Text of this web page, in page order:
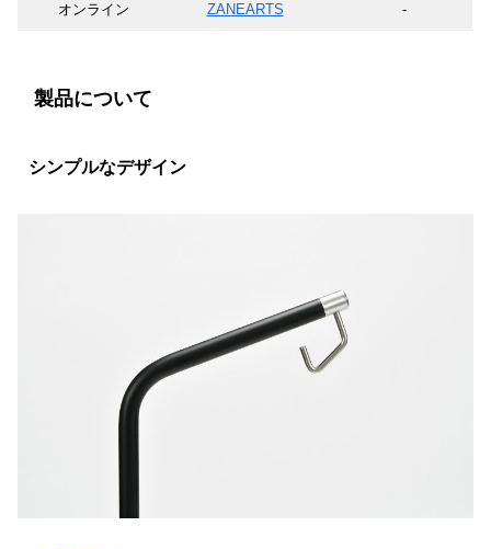
オンライン ZANEARTS -
製品について
シンプルなデザイン